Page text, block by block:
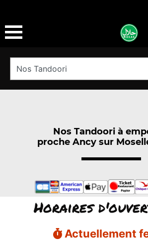
Nos Tandoori à
proche Ancy sur
Horaires
Actuellement